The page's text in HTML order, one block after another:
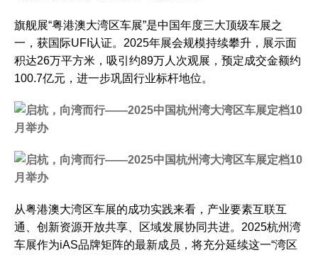
旗舰展“粤港澳大湾区车展”是中国年度三大顶级车展之
一，获国际UFI认证。2025年展会规模持续攀升，展示面
积达26万平方米，吸引约89万人次观展，预定成交金额约
100.7亿元，进一步巩固行业标杆地位。
从粤港澳大湾区车展的成功实践来看，产业要素互联互
通、创新资源开放共享、区域发展协同共进。2025杭州湾
车展作为iAS品牌矩阵的最新成员，将充分延续这一“湾区